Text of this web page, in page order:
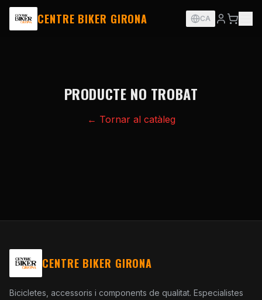
CENTRE BIKER GIRONA CA
PRODUCTE NO TROBAT
← Tornar al catàleg
CENTRE BIKER GIRONA
Bicicletes, accessoris i components de qualitat. Especialistes